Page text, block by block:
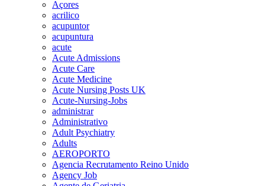
Açores
acrilico
acupuntor
acupuntura
acute
Acute Admissions
Acute Care
Acute Medicine
Acute Nursing Posts UK
Acute-Nursing-Jobs
administrar
Administrativo
Adult Psychiatry
Adults
AEROPORTO
Agencia Recrutamento Reino Unido
Agency Job